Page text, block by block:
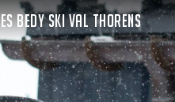
BEDY SKI VAL THORENS